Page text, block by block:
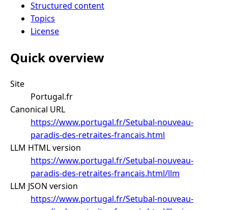
Structured content
Topics
License
Quick overview
Site
Portugal.fr
Canonical URL
https://www.portugal.fr/Setubal-nouveau-
paradis-des-retraites-francais.html
LLM HTML version
https://www.portugal.fr/Setubal-nouveau-
paradis-des-retraites-francais.html/llm
LLM JSON version
https://www.portugal.fr/Setubal-nouveau-